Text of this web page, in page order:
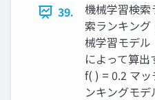
39.
機械学習検
索ランキン
械学習モデル
によって算
f( ) = 0.2 マッ
ンキングモ